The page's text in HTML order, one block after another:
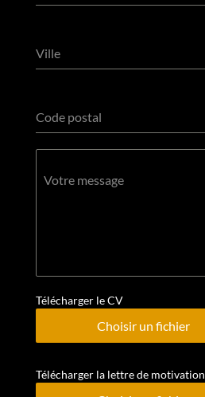
Ville
Code postal
Votre message
Télécharger le CV
Choisir un fichier
Télécharger la lettre de motivation